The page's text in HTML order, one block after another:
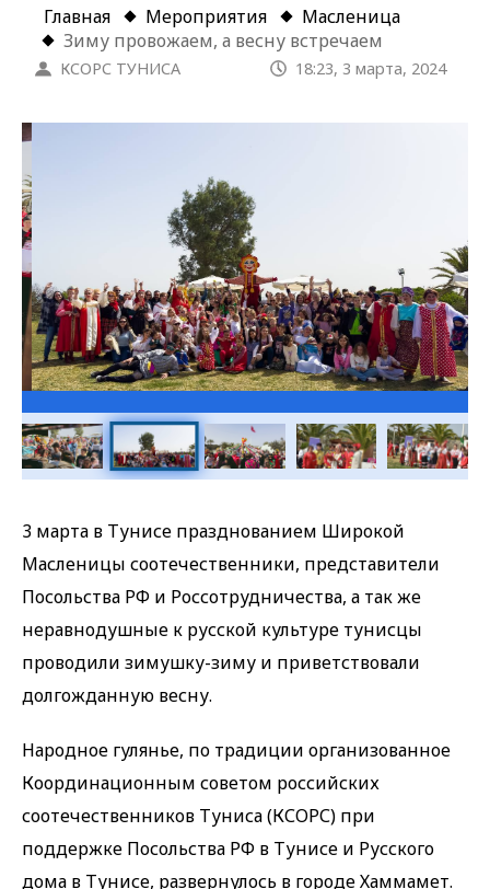
Главная Мероприятия
Масленица
Зиму провожаем, а весну встречаем
КСОРС ТУНИСА 18:23, 3 марта, 2024
Галерея
3 марта в Тунисе празднованием Широкой
Масленицы соотечественники, представители
Посольства РФ и Россотрудничества, а так же
неравнодушные к русской культуре тунисцы
проводили зимушку-зиму и приветствовали
долгожданную весну.
Народное гулянье, по традиции организованное
Координационным советом российских
соотечественников Туниса (КСОРС) при
поддержке Посольства РФ в Тунисе и Русского
дома в Тунисе, развернулось в городе Хаммамет.